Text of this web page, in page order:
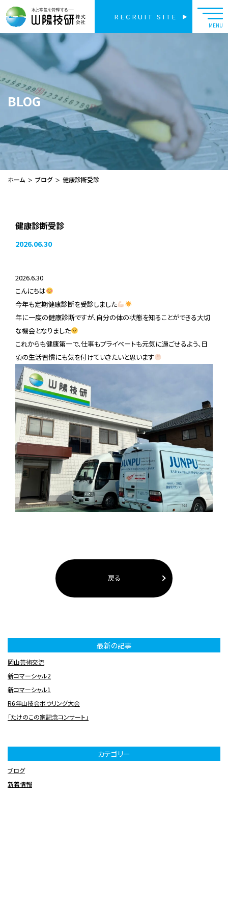
RECRUIT SITE
BLOG
ホーム ブログ 健康診断受診
健康診断受診
2026.06.30
2026.6.30
こんにちは
今年も定期健康診断を受診しました
年に一度の健康診断ですが、自分の体の状態を知ることができる大切
な機会となりました
これからも健康第一で、仕事もプライベートも元気に過ごせるよう、日
頃の生活習慣にも気を付けていきたいと思います
戻る
最新の記事
岡山芸術交流
新コマーシャル2
新コマーシャル1
R6年山技会ボウリング大会
「たけのこの家記念コンサート」
カテゴリー
ブログ
新着情報